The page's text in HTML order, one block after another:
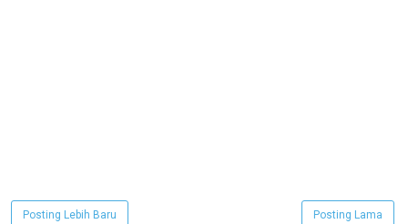
Posting Lebih Baru Posting Lama